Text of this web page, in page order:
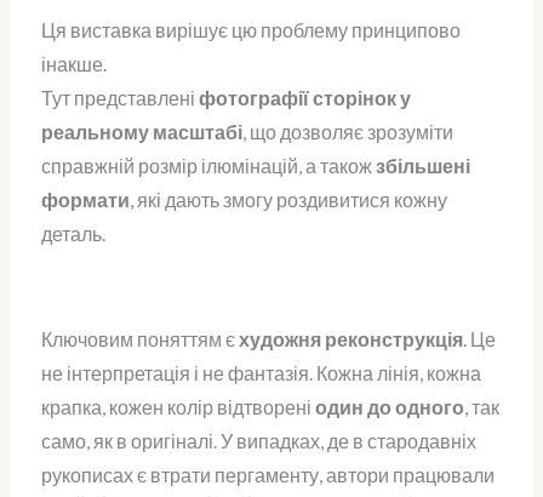
Ця виставка вирішує цю проблему принципово
інакше.
Тут представлені фотографії сторінок у
реальному масштабі, що дозволяє зрозуміти
справжній розмір ілюмінацій, а такожзбільшені
формати, які дають змогу роздивитися кожну
деталь.
Ключовим поняттям єхудожня реконструкція. Це
не інтерпретація і не фантазія. Кожна лінія, кожна
крапка, кожен колір відтворені один до одного, так
само, як в оригіналі. У випадках, де в стародавніх
рукописах є втрати пергаменту, автори працювали